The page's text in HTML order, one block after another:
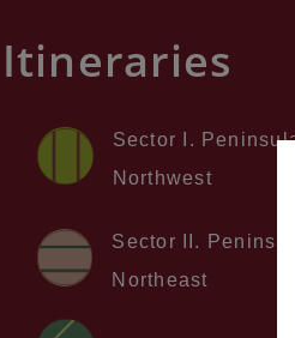
Itineraries
Sector I.
Northwest
Sector II.
Northeast